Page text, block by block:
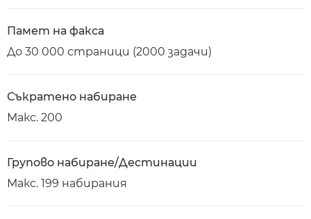
Памет на факса
До 30 000 страници (2000 задачи)
Съкратено набиране
Макс. 200
Групово набиране/Дестинации
Макс. 199 набирания